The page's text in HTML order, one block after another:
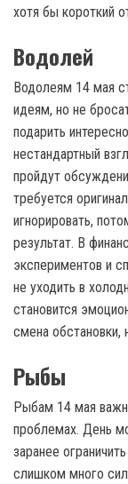
хотя бы короткий
Водолей
Водолеям 14 мая
идеям, но не
подарить
нестандартный
пройдут
требуется
игнорировать,
результат. В
экспериментов и
не уходить в
становится
смена обстановки,
Рыбы
Рыбам 14 мая
проблемах. День
заранее
слишком много